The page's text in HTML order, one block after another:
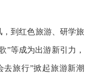
，到红色旅游、研学旅
”等成为出游新引力，
去旅行”掀起旅游新潮